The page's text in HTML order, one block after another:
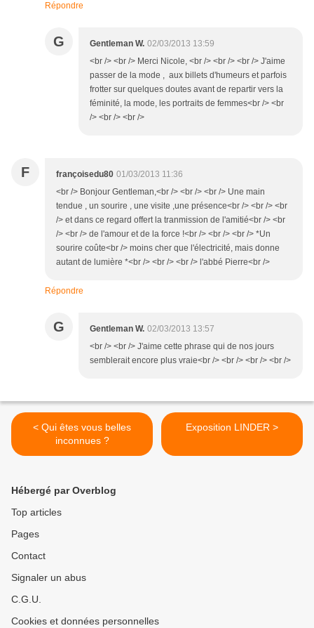
Répondre
G Gentleman W. 02/03/2013 13:59
<br /> <br /> Merci Nicole, <br /> <br /> <br /> J'aime
passer de la mode , aux billets d'humeurs et parfois
frotter sur quelques doutes avant de repartir vers la
féminité, la mode, les portraits de femmes<br /> <br
/> <br /> <br />
F françoisedu80 01/03/2013 11:36
<br /> Bonjour Gentleman,<br /> <br /> <br /> Une main
tendue , un sourire , une visite ,une présence<br /> <br /> <br
/> et dans ce regard offert la tranmission de l'amitié<br /> <br
/> <br /> de l'amour et de la force !<br /> <br /> <br /> *Un
sourire coûte<br /> moins cher que l'électricité, mais donne
autant de lumière *<br /> <br /> <br /> l'abbé Pierre<br />
Répondre
G Gentleman W. 02/03/2013 13:57
<br /> <br /> J'aime cette phrase qui de nos jours
semblerait encore plus vraie<br /> <br /> <br /> <br />
< Qui êtes vous belles
inconnues ?
Exposition LINDER >
Hébergé par Overblog
Top articles
Pages
Contact
Signaler un abus
C.G.U.
Cookies et données personnelles